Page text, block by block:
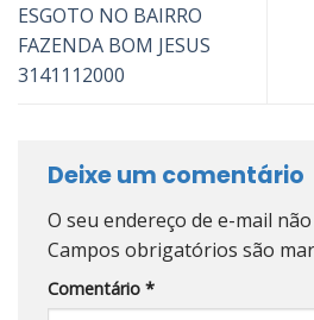
ESGOTO NO BAIRRO
FAZENDA BOM JESUS
3141112000
Deixe um comentário
O seu endereço de e-mail
Campos obrigatórios são
Comentário *